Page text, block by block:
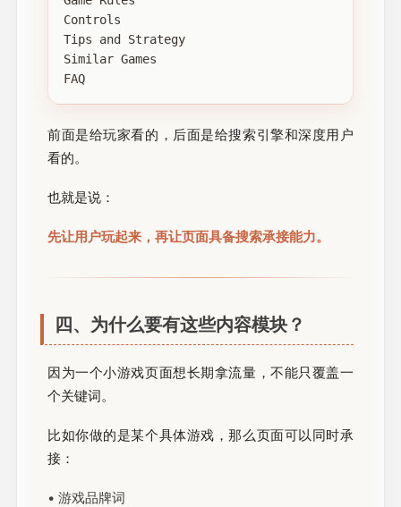
Controls
Tips and Strategy
Similar Games
FAQ
前面是给玩家看的，后面是给搜索引擎和深度用户
看的。
也就是说：
先让用户玩起来，再让页面具备搜索承接能力。
四、为什么要有这些内容模块？
因为一个小游戏页面想长期拿流量，不能只覆盖一
个关键词。
比如你做的是某个具体游戏，那么页面可以同时承
接：
• 游戏品牌词